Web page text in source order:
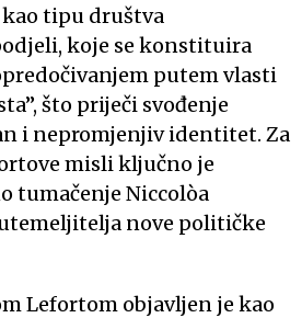
tipu društva
koje se konstituira
putem vlasti
što priječi svođenje
i nepromjenjiv identitet. Za
misli ključno je
tumačenje Niccolòa
nove političke
Lefortom objavljen je kao